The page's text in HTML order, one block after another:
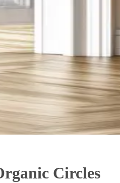
Circles